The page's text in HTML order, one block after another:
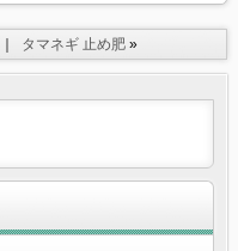
タマネギ 止め肥 »